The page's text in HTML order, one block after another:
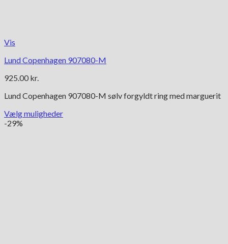
Vis
Lund Copenhagen 907080-M
925.00 kr.
Lund Copenhagen 907080-M sølv forgyldt ring med marguerit
Vælg muligheder
Dette
-29%